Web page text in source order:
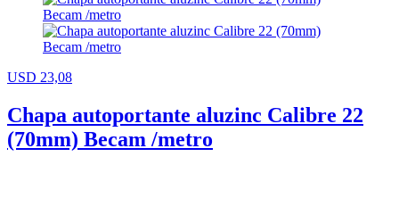
USD 23,08
Chapa autoportante aluzinc Calibre 22
(70mm) Becam /metro